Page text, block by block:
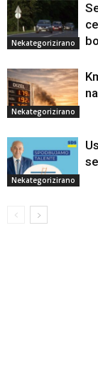
Nekategorizirano
Nekategorizirano
Nekategorizirano